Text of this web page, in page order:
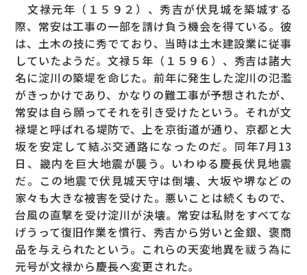
文禄元年（１５９２）、秀吉が伏見城を築城する
際、常安は工事の一部を請け負う機会を得ている。彼
は、土木の技に秀でており、当時は土木建設業に従事
していたようだ。文禄５年（１５９６）、秀吉は諸大
名に淀川の築堤を命じた。前年に発生した淀川の氾濫
がきっかけであり、かなりの難工事が予想されたが、
常安は自ら願ってそれを引き受けたという。それが文
禄堤と呼ばれる堤防で、上を京街道が通り、京都と大
坂を安定して結ぶ交通路になったのだ。同年7月13
日、畿内を巨大地震が襲う。いわゆる慶長伏見地震
だ。この地震で伏見城天守は倒壊、大坂や堺などの
家々も大きな被害を受けた。悪いことは続くもので、
台風の直撃を受け淀川が決壊。常安は私財をすべてな
げうって復旧作業を慣行、秀吉から労いと金銀、褒商
品を与えられたという。これらの天変地異を祓う為に
元号が文禄から慶長へ変更された。